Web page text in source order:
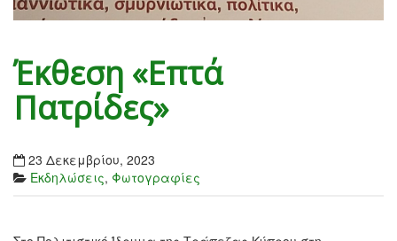
Έκθεση «Επτά
Πατρίδες»
23 Δεκεμβρίου, 2023
Εκδηλώσεις, Φωτογραφίες